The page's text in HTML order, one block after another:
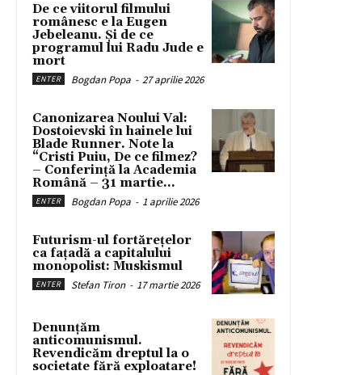
De ce viitorul filmului
românesc e la Eugen
Jebeleanu. Și de ce
programul lui Radu Jude e
mort
ENTER Bogdan Popa - 27 aprilie 2026
Canonizarea Noului Val:
Dostoievski în hainele lui
Blade Runner. Note la
“Cristi Puiu, De ce filmez?
– Conferință la Academia
Română – 31 martie...
ENTER Bogdan Popa - 1 aprilie 2026
Futurism-ul fortărețelor
ca fațadă a capitalului
monopolist: Muskismul
ENTER Stefan Tiron - 17 martie 2026
Denunțăm
anticomunismul.
Revendicăm dreptul la o
societate fără exploatare!